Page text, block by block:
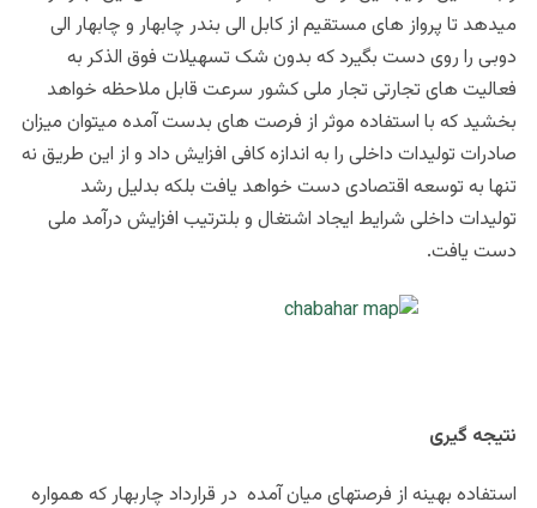
میدهد تا پرواز های مستقیم از کابل الی بندر چابهار و چابهار الی
دوبی را روی دست بگیرد که بدون شک تسهیلات فوق الذکر به
فعالیت های تجارتی تجار ملی کشور سرعت قابل ملاحظه خواهد
بخشید که با استفاده موثر از فرصت های بدست آمده میتوان میزان
صادرات تولیدات داخلی را به اندازه کافی افزایش داد و از این طریق نه
تنها به توسعه اقتصادی دست خواهد یافت بلکه بدلیل رشد
تولیدات داخلی شرایط ایجاد اشتغال و بلترتیب افزایش درآمد ملی
دست یافت.
نتیجه گیری
استفاده بهینه از فرصتهای میان آمده در قرارداد چاربهار که همواره